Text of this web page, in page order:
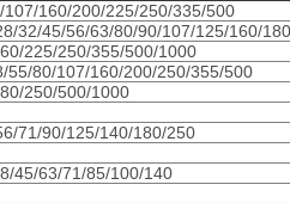
160/200/225/250/335/500
32/45/56/63/80/90/107/125/160/
225/250/355/500/1000
55/80/107/160/200/250/355/500
250/500/1000
71/90/125/140/180/250
45/63/71/85/100/140